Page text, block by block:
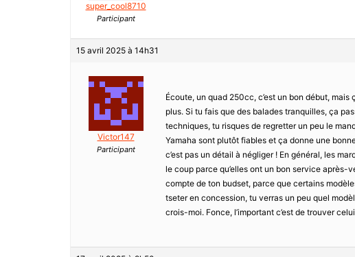
super_cool8710
Participant
15 avril 2025 à 14h31
Victor147
Participant
Écoute, un quad 250cc, c’est un bon début,
plus. Si tu fais que des balades tranquilles, ça
techniques, tu risques de regretter un peu le
Yamaha sont plutôt fiables et ça donne une
c’est pas un détail à négliger ! En général, les
le coup parce qu’elles ont un bon service
compte de ton budset, parce que certains
tseter en concession, tu verras un peu quel
crois-moi. Fonce, l’important c’est de trouver